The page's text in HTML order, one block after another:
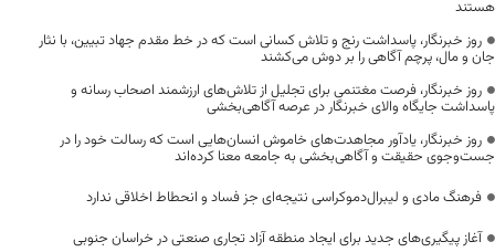
هستند
روز خبرنگار، پاسداشت رنج و تلاش کسانی است که در خط مقدم جهاد تبیین، با نثار
جان و مال، پرچم آگاهی را بر دوش می‌کشند
روز خبرنگار، فرصت مغتنمی برای تجلیل از تلاش‌های ارزشمند اصحاب رسانه و
پاسداشت جایگاه والای خبرنگار در عرصه آگاهی‌بخشی
روز خبرنگار، یادآور مجاهدت‌های خاموش انسان‌هایی است که رسالت خود را در
جست‌وجوی حقیقت و آگاهی‌بخشی به جامعه معنا کرده‌اند
فرهنگ مادی و لیبرال‌دموکراسی نتیجه‌ای جز فساد و انحطاط اخلاقی ندارد
آغاز پیگیری‌های جدید برای ایجاد منطقه آزاد تجاری صنعتی در خراسان جنوبی